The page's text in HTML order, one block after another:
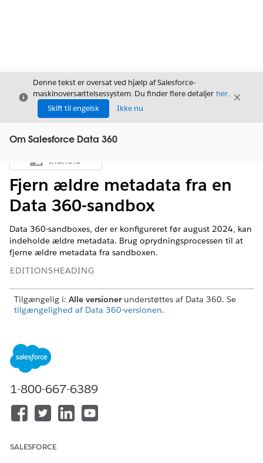
Luk
Denne tekst er oversat ved hjælp af Salesforce-
maskinoversættelsessystem. Du finder flere detaljer her.
Skift til engelsk
Ikke nu
Luk
Om Salesforce Data 360
Vis indholdsfortegnelse
Indhold
Fjern ældre metadata fra en
Data 360-sandbox
Data 360-sandboxes, der er konfigureret før august 2024, kan
indeholde ældre metadata. Brug oprydningsprocessen til at
fjerne ældre metadata fra sandboxen.
EDITIONSHEADING
Tilgængelig i: Alle versionerunderstøttes af Data 360. Se
tilgængelighed af Data 360-versionen.
Hvis du vil fjerne ældre
metadata fra en Data 360-
I din sandbox-organisation skal du vælge
opsætning.
fuldfør opsætning
1-800-667-6389
SALESFORCE